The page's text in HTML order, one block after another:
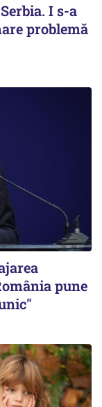
I s-a
problemă
pune